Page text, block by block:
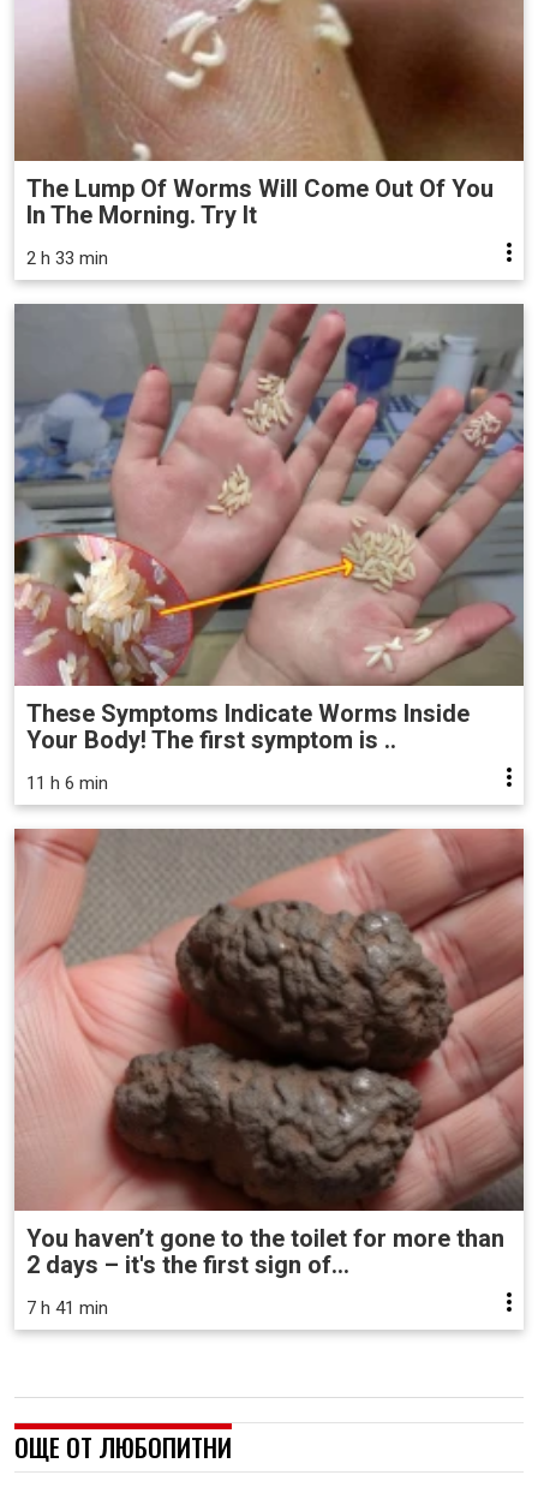
The Lump Of Worms Will Come Out Of You
In The Morning. Try It
2 h 33 min
These Symptoms Indicate Worms Inside
Your Body! The first symptom is ..
11 h 6 min
You haven’t gone to the toilet for more than
2 days – it's the first sign of...
7 h 41 min
ОЩЕ ОТ ЛЮБОПИТНИ